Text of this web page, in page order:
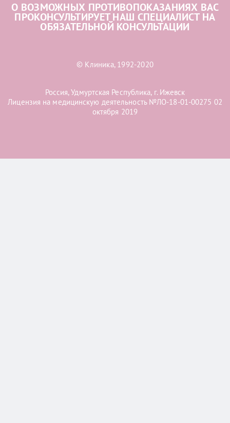
О ВОЗМОЖНЫХ ПРОТИВОПОКАЗАНИЯХ ВАС
ПРОКОНСУЛЬТИРУЕТ НАШ СПЕЦИАЛИСТ НА
ОБЯЗАТЕЛЬНОЙ КОНСУЛЬТАЦИИ
© Клиника, 1992-2020
Россия, Удмуртская Республика, г. Ижевск
Лицензия на медицинскую деятельность №ЛО-18-01-00275 02
октября 2019